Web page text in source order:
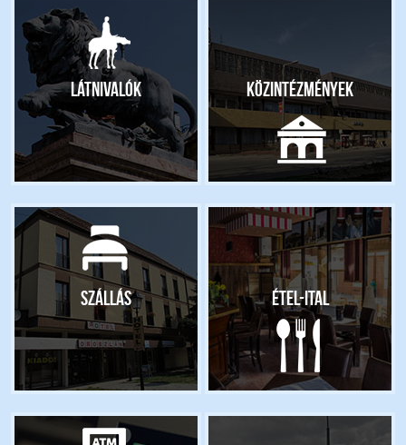
Látnivalók Közintézmények
Szállás Étel-ital